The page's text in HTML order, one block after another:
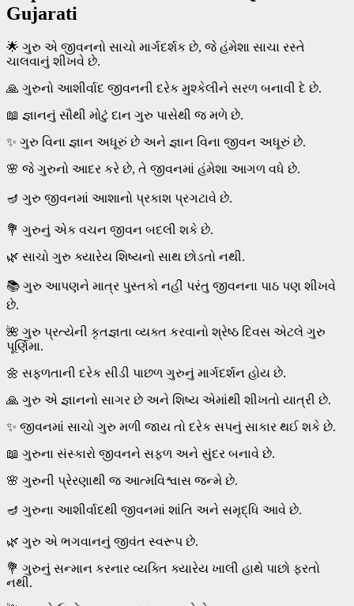
Gujarati
🌟 ગુરુ એ જીવનનો સાચો માર્ગદર્શક છે, જે હંમેશા સાચા રસ્તે
ચાલવાનું શીખવે છે.
🙏 ગુરુનો આશીર્વાદ જીવનની દરેક મુશ્કેલીને સરળ બનાવી દે છે.
📖 જ્ઞાનનું સૌથી મોટું દાન ગુરુ પાસેથી જ મળે છે.
✨ ગુરુ વિના જ્ઞાન અધૂરું છે અને જ્ઞાન વિના જીવન અધૂરું છે.
🌸 જે ગુરુનો આદર કરે છે, તે જીવનમાં હંમેશા આગળ વધે છે.
🪔 ગુરુ જીવનમાં આશાનો પ્રકાશ પ્રગટાવે છે.
💐 ગુરુનું એક વચન જીવન બદલી શકે છે.
🌿 સાચો ગુરુ ક્યારેય શિષ્યનો સાથ છોડતો નથી.
📚 ગુરુ આપણને માત્ર પુસ્તકો નહીં પરંતુ જીવનના પાઠ પણ શીખવે
છે.
🌺 ગુરુ પ્રત્યેની કૃતજ્ઞતા વ્યક્ત કરવાનો શ્રેષ્ઠ દિવસ એટલે ગુરુ
પૂર્ણિમા.
🌼 સફળતાની દરેક સીડી પાછળ ગુરુનું માર્ગદર્શન હોય છે.
🙏 ગુરુ એ જ્ઞાનનો સાગર છે અને શિષ્ય એમાંથી શીખતો યાત્રી છે.
✨ જીવનમાં સાચો ગુરુ મળી જાય તો દરેક સપનું સાકાર થઈ શકે છે.
📖 ગુરુના સંસ્કારો જીવનને સફળ અને સુંદર બનાવે છે.
🌸 ગુરુની પ્રેરણાથી જ આત્મવિશ્વાસ જન્મે છે.
🪔 ગુરુના આશીર્વાદથી જીવનમાં શાંતિ અને સમૃદ્ધિ આવે છે.
🌿 ગુરુ એ ભગવાનનું જીવંત સ્વરૂપ છે.
💐 ગુરુનું સન્માન કરનાર વ્યક્તિ ક્યારેય ખાલી હાથે પાછો ફરતો
નથી.